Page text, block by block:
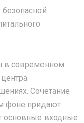
в современном
Сочетание
фоне придают
основные входные